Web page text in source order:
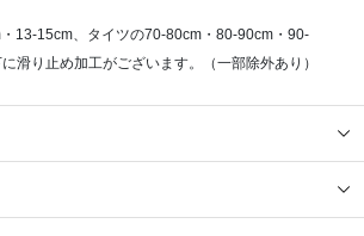
13-15cm、タイツの70-80cm・80-90cm・90-
滑り止め加工がございます。（一部除外あり）